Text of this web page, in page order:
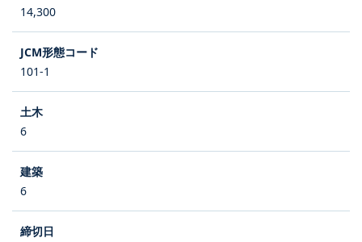
14,300
101-1
6
6